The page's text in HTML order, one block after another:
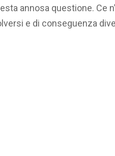
annosa questione. Ce
e di conseguenza